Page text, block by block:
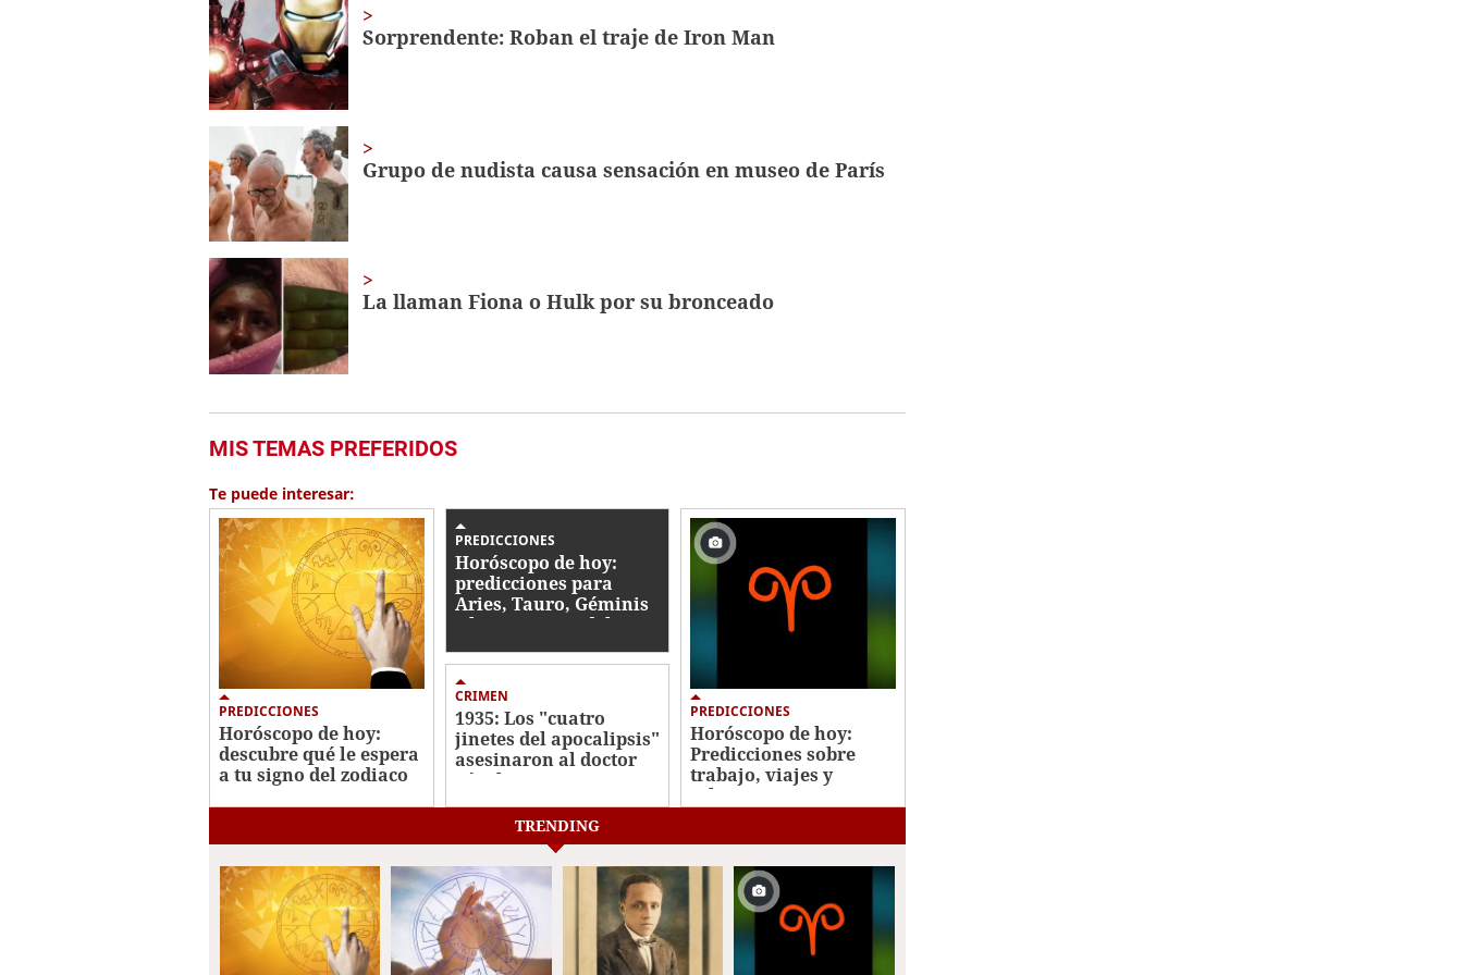
1
minute,
56
secondsVolume
0%
Sorprendente: Roban el traje de Iron Man
Grupo de nudista causa sensación en museo de París
La llaman Fiona o Hulk por su bronceado
MIS TEMAS PREFERIDOS
Te puede interesar:
PREDICCIONES
Horóscopo de hoy:
descubre qué le espera
a tu signo del zodiaco
PREDICCIONES
Horóscopo de hoy:
predicciones para
Aries, Tauro, Géminis
y los 12 signos del
CRIMEN
1935: Los "cuatro
jinetes del apocalipsis"
asesinaron al doctor
Sánchez
PREDICCIONES
Horóscopo de hoy:
Predicciones sobre
trabajo, viajes y
relaciones para tu
TRENDING